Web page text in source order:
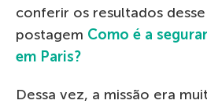
conferir os resultados
postagem Como é a
em Paris?
Dessa vez, a missão era